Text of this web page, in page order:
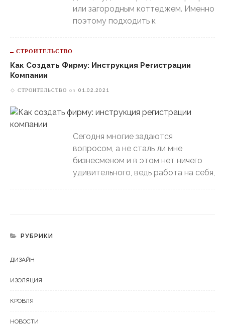
или загородным коттеджем. Именно
поэтому подходить к
СТРОИТЕЛЬСТВО
Как Создать Фирму: Инструкция Регистрации
Компании
СТРОИТЕЛЬСТВО on 01.02.2021
Сегодня многие задаются
вопросом, а не сталь ли мне
бизнесменом и в этом нет ничего
удивительного, ведь работа на себя,
РУБРИКИ
ДИЗАЙН
ИЗОЛЯЦИЯ
КРОВЛЯ
НОВОСТИ